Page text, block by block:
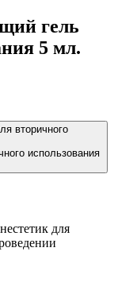
гель
5 мл.
использования
для